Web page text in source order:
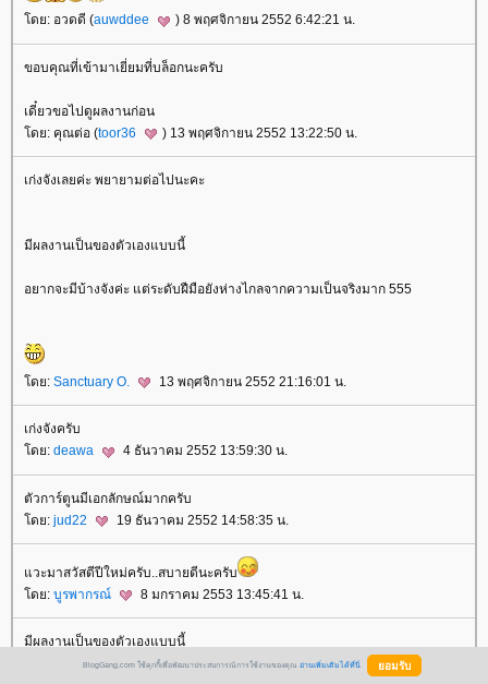
ดย: อวดดี (auwddee ) 8 พฤศจิกายน 2552 6:42:21 น.
ขอบคุณที่เข้ามาเยี่ยมที่บล็อกนะครับ
เดี๋ยวขอไปดูผลงานก่อน
ดย: คุณต่อ (toor36 ) 13 พฤศจิกายน 2552 13:22:50 น.
เก่งจังเลยค่ะ พยายามต่อไปนะคะ
มีผลงานเป็นของตัวเองแบบนี้
อยากจะมีบ้างจังค่ะ แต่ระดับฝืมือยังห่างไกลจากความเป็นจริงมาก 555
ดย: Sanctuary O. 13 พฤศจิกายน 2552 21:16:01 น.
เก่งจังครับ
ดย: deawa 4 ธันวาคม 2552 13:59:30 น.
ตัวการ์ตูนมีเอกลักษณ์มากครับ
ดย: jud22 19 ธันวาคม 2552 14:58:35 น.
วะมาสวัสดีปีใหม่ครับ..สบายดีนะครับ
ดย: บูรพากรณ์ 8 มกราคม 2553 13:45:41 น.
มีผลงานเป็นของตัวเองแบบนี้
BlogGang.com ใช้คุกกี้เพื่อพัฒนาประสบการณ์การใช้งานของคุณ อ่านเพิ่มเติมได้ที่นี่